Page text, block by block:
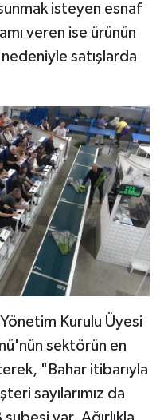
isteyen esnaf
veren ise ürünün
satışlarda
Kurulu Üyesi
sektörün en
"Bahar itibarıyla
sayılarımız da